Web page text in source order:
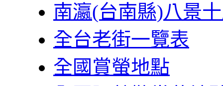
南瀛(台南縣)八景
全台老街一覽表
全國賞螢地點